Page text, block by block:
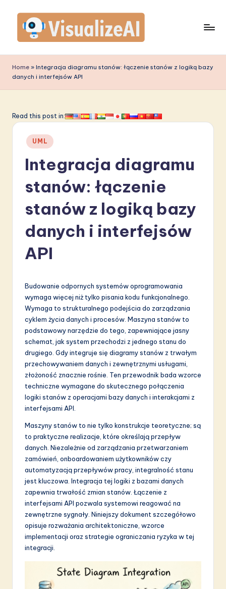
content
is
u
li
A
L
in
&
S
o
w
Home » Integracja diagramu stanów: łączenie stanów z logiką bazy
danych i interfejsów API
Read this post in:
Posted
in
UML
Integracja diagramu
stanów: łączenie
stanów z logiką bazy
danych i interfejsów
API
Budowanie odpornych systemów oprogramowania
wymaga więcej niż tylko pisania kodu funkcjonalnego.
Wymaga to strukturalnego podejścia do zarządzania
cyklem życia danych i procesów. Maszyna stanów to
podstawowy narzędzie do tego, zapewniające jasny
schemat, jak system przechodzi z jednego stanu do
drugiego. Gdy integruje się diagramy stanów z trwałym
przechowywaniem danych i zewnętrznymi usługami,
złożoność znacznie rośnie. Ten przewodnik bada wzorce
techniczne wymagane do skutecznego połączenia
logiki stanów z operacjami bazy danych i interakcjami z
interfejsami API.
Maszyny stanów to nie tylko konstrukcje teoretyczne; są
to praktyczne realizacje, które określają przepływ
danych. Niezależnie od zarządzania przetwarzaniem
zamówień, onboardowaniem użytkowników czy
automatyzacją przepływów pracy, integralność stanu
jest kluczowa. Integracja tej logiki z bazami danych
zapewnia trwałość zmian stanów. Łączenie z
interfejsami API pozwala systemowi reagować na
zewnętrzne sygnały. Niniejszy dokument szczegółowo
opisuje rozważania architektoniczne, wzorce
implementacji oraz strategie ograniczania ryzyka w tej
integracji.